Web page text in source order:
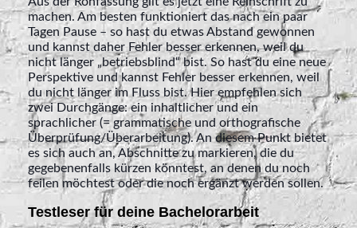
machen. Am besten funktioniert das nach ein paar
Tagen Pause – so hast du etwas Abstand gewonnen
und kannst daher Fehler besser erkennen, weil du
nicht länger „betriebsblind“ bist. So hast du eine neue
Perspektive und kannst Fehler besser erkennen, weil
du nicht länger im Fluss bist. Hier empfehlen sich
zwei Durchgänge: ein inhaltlicher und ein
sprachlicher (= grammatische und orthografische
Überprüfung/Überarbeitung). An diesem Punkt bietet
es sich auch an, Abschnitte zu markieren, die du
gegebenenfalls kürzen könntest, an denen du noch
feilen möchtest oder die noch ergänzt werden sollen.
Testleser für deine Bachelorarbeit